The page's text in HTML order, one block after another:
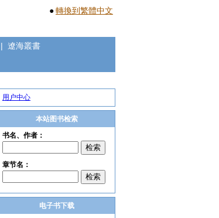
●轉換到繁體中文
| 遼海叢書
用户中心
本站图书检索
电子书下载